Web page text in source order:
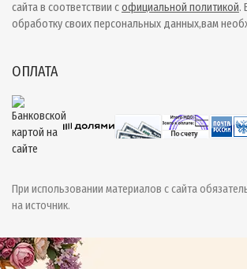
сайта в соответствии софициальной политикой.
обработку своих персональных данных,вам
ОПЛАТА
При использовании материалов с сайта
на источник.